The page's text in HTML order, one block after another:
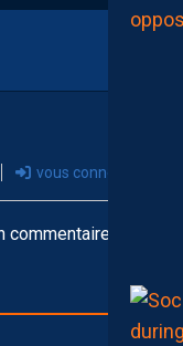
vous connecter
commentaire